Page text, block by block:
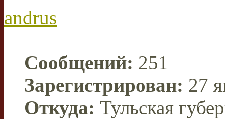
andrus
Сообщений: 251
Зарегистрирован: 27
Откуда: Тульская